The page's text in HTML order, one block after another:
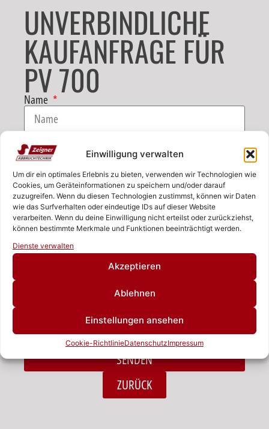
Einwilligung verwalten
Um dir ein optimales Erlebnis zu bieten, verwenden wir Technologien wie
Cookies, um Geräteinformationen zu speichern und/oder darauf
zuzugreifen. Wenn du diesen Technologien zustimmst, können wir Daten
wie das Surfverhalten oder eindeutige IDs auf dieser Website
verarbeiten. Wenn du deine Einwilligung nicht erteilst oder zurückziehst,
können bestimmte Merkmale und Funktionen beeinträchtigt werden.
Dienste verwalten
Akzeptieren
Ablehnen
Einstellungen ansehen
Cookie-RichtlinieDatenschutzImpressum
UNVERBINDLICHE
KAUFANFRAGE FÜR
PV 700
Name
E-Mail
Telefon
Nachricht
Ich habe die Datenschutzerklärung zur Kenntnis
genommen.*
SENDEN
ZURÜCK
Rufen Sie uns an!